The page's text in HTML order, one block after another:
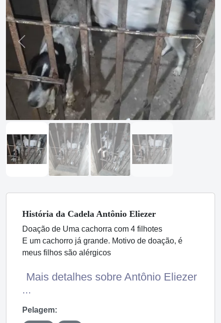
Previous Next
História da Cadela Antônio Eliezer
Doação de Uma cachorra com 4 filhotes
E um cachorro já grande. Motivo de doação, é
meus filhos são alérgicos
Mais detalhes sobre Antônio Eliezer
...
Pelagem: